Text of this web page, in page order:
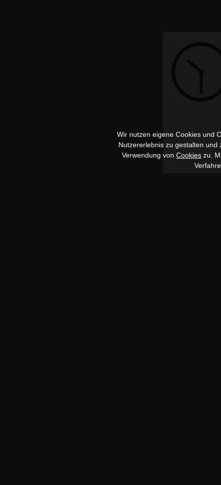
Wir nutzen eigene Cookies und
Nutzererlebnis zu gestalten
Verwendung von Cookies zu.